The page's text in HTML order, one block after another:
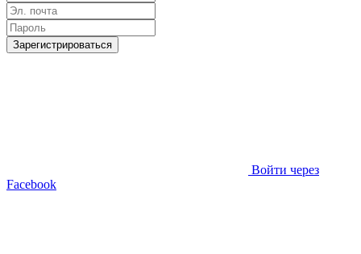
Зарегистрироваться
Войти через
Facebook